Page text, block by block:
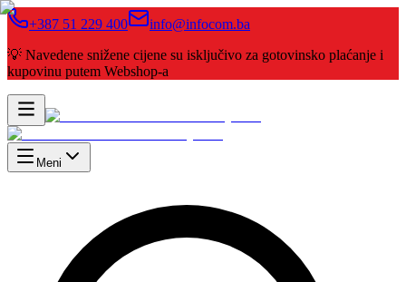
+387 51 229 400
info@infocom.ba
💡 Navedene snižene cijene su isključivo za gotovinsko plaćanje i
kupovinu putem Webshop-a
Meni